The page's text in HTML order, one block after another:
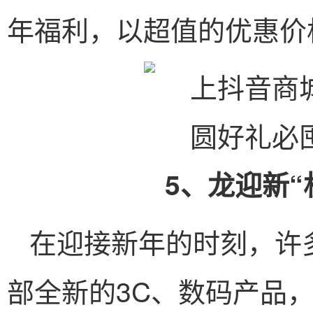
年福利，以超值的优惠
5、龙迎新
在迎接新年的时刻，
部全新的3C、数码产品